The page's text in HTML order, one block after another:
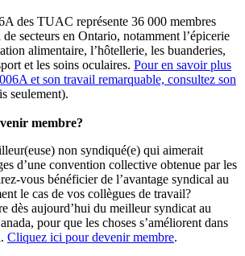
des TUAC représente 36 000 membres
secteurs en Ontario, notamment l’épicerie
alimentaire, l’hôtellerie, les buanderies,
et les soins oculaires. Pour en savoir plus
et son travail remarquable, consultez son
seulement).
membre?
non syndiqué(e) qui aimerait
d’une convention collective obtenue par les
vous bénéficier de l’avantage syndical au
le cas de vos collègues de travail?
dès aujourd’hui du meilleur syndicat au
pour que les choses s’améliorent dans
. Cliquez ici pour devenir membre.